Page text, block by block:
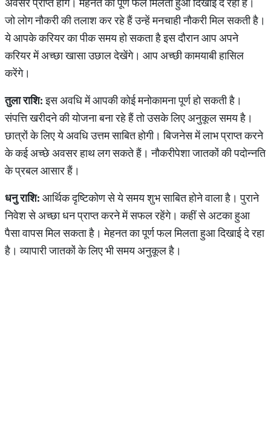
अवसर प्राप्त होंगे। मेहनत का पूर्ण फल मिलता हुआ दिखाई दे रहा है।
जो लोग नौकरी की तलाश कर रहे हैं उन्हें मनचाही नौकरी मिल सकती है।
ये आपके करियर का पीक समय हो सकता है इस दौरान आप अपने
करियर में अच्छा खासा उछाल देखेंगे। आप अच्छी कामयाबी हासिल
करेंगे।
तुला राशि:इस अवधि में आपकी कोई मनोकामना पूर्ण हो सकती है।
संपत्ति खरीदने की योजना बना रहे हैं तो उसके लिए अनुकूल समय है।
छात्रों के लिए ये अवधि उत्तम साबित होगी। बिजनेस में लाभ प्राप्त करने
के कई अच्छे अवसर हाथ लग सकते हैं। नौकरीपेशा जातकों की पदोन्नति
के प्रबल आसार हैं।
धनु राशि: आर्थिक दृष्टिकोण से ये समय शुभ साबित होने वाला है। पुराने
निवेश से अच्छा धन प्राप्त करने में सफल रहेंगे। कहीं से अटका हुआ
पैसा वापस मिल सकता है। मेहनत का पूर्ण फल मिलता हुआ दिखाई दे रहा
है। व्यापारी जातकों के लिए भी समय अनुकूल है।